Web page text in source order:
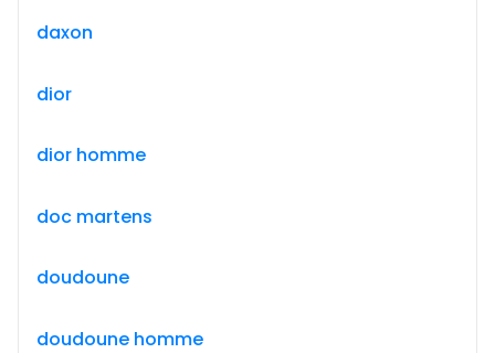
daxon
dior
dior homme
doc martens
doudoune
doudoune homme